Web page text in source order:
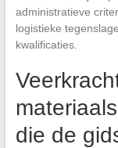
administratieve
logistieke
kwalificaties.
die de